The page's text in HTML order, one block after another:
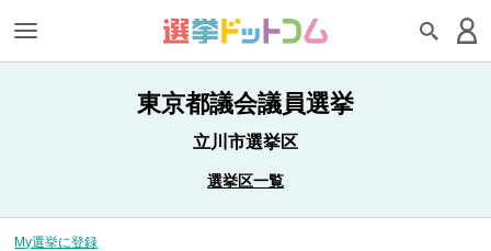
東京都議会議員選挙
立川市選挙区
選挙区一覧
My選挙に登録